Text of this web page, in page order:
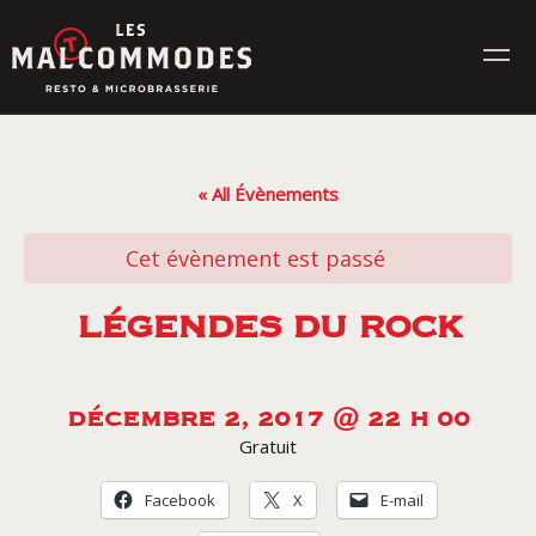
to
content
CONTACT
« All Évènements
Cet évènement est passé
LÉGENDES DU ROCK
DÉCEMBRE 2, 2017 @ 22 H 00
Gratuit
Facebook X E-mail